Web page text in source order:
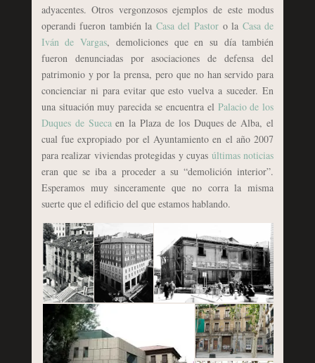
adyacentes. Otros vergonzosos ejemplos de este modus
operandi fueron también la Casa del Pastor o la Casa de
Iván de Vargas, demoliciones que en su día también
fueron denunciadas por asociaciones de defensa del
patrimonio y por la prensa, pero que no han servido para
concienciar ni para evitar que esto vuelva a suceder. En
una situación muy parecida se encuentra el Palacio de los
Duques de Suecaen la Plaza de los Duques de Alba, el
cual fue expropiado por el Ayuntamiento en el año 2007
para realizar viviendas protegidas y cuyas últimas noticias
eran que se iba a proceder a su “demolición interior”.
Esperamos muy sinceramente que no corra la misma
suerte que el edificio del que estamos hablando.